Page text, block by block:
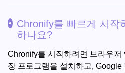
Chronify를 빠르게 시작
하나요?
Chronify를 시작하려면 브라우저
장 프로그램을 설치하고, Google